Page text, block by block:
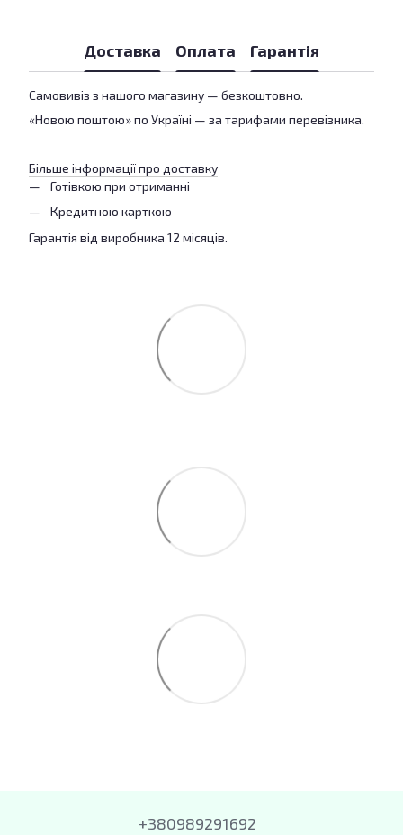
Доставка Оплата Гарантія
Самовивіз з нашого магазину — безкоштовно.
«Новою поштою» по Україні — за тарифами перевізника.
Більше інформації про доставку
Готівкою при отриманні
Кредитною карткою
Гарантія від виробника 12 місяців.
+380989291692